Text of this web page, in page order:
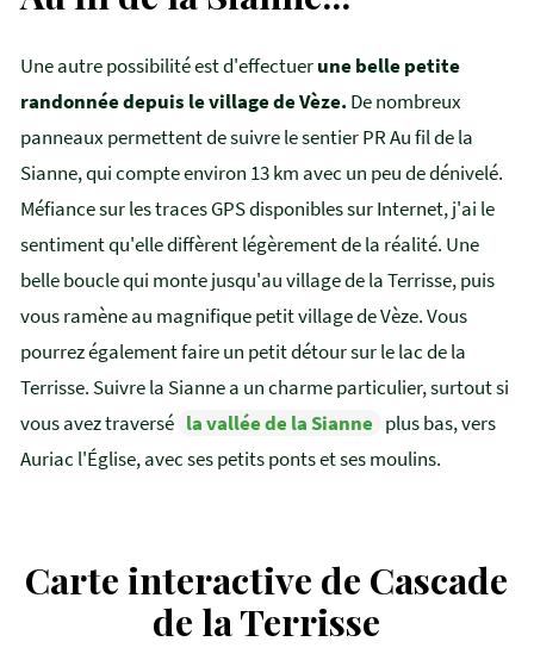
Une autre possibilité est d'effectuerune belle petite
randonnée depuis le village de Vèze. De nombreux
panneaux permettent de suivre le sentier PR Au fil de la
Sianne, qui compte environ 13 km avec un peu de dénivelé.
Méfiance sur les traces GPS disponibles sur Internet, j'ai le
sentiment qu'elle diffèrent légèrement de la réalité. Une
belle boucle qui monte jusqu'au village de la Terrisse, puis
vous ramène au magnifique petit village de Vèze. Vous
pourrez également faire un petit détour sur le lac de la
Terrisse. Suivre la Sianne a un charme particulier, surtout si
vous avez traversé la vallée de la Sianne plus bas, vers
Auriac l'Église, avec ses petits ponts et ses moulins.
Carte interactive de Cascade
de la Terrisse